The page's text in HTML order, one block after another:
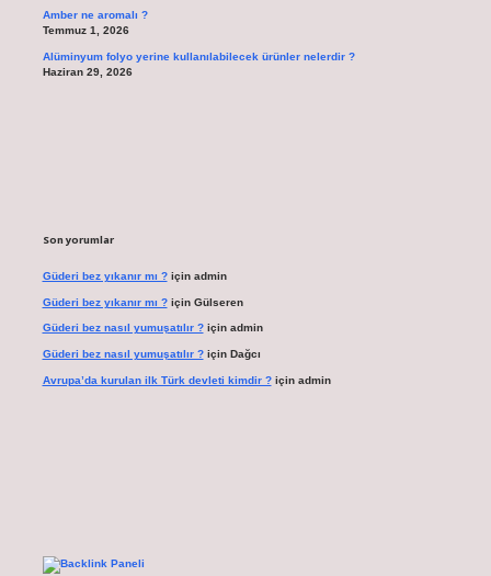
Amber ne aromalı ?
Temmuz 1, 2026
Alüminyum folyo yerine kullanılabilecek ürünler nelerdir ?
Haziran 29, 2026
Son yorumlar
Güderi bez yıkanır mı ?için admin
Güderi bez yıkanır mı ?için Gülseren
Güderi bez nasıl yumuşatılır ?için admin
Güderi bez nasıl yumuşatılır ?için Dağcı
Avrupa’da kurulan ilk Türk devleti kimdir ?için admin